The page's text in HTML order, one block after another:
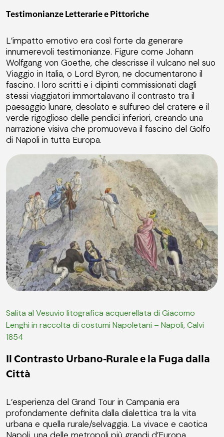
Testimonianze Letterarie e Pittoriche
L’impatto emotivo era così forte da generare
innumerevoli testimonianze. Figure come Johann
Wolfgang von Goethe, che descrisse il vulcano nel suo
Viaggio in Italia, o Lord Byron, ne documentarono il
fascino. I loro scritti e i dipinti commissionati dagli
stessi viaggiatori immortalavano il contrasto tra il
paesaggio lunare, desolato e sulfureo del cratere e il
verde rigoglioso delle pendici inferiori, creando una
narrazione visiva che promuoveva il fascino del Golfo
di Napoli in tutta Europa.
Salita al Vesuvio litografica acquerellata di Giacomo
Lenghi in raccolta di costumi Napoletani – Napoli, Calvi
1854
Il Contrasto Urbano-Rurale e la Fuga dalla
Città
L’esperienza del Grand Tour in Campania era
profondamente definita dalla dialettica tra la vita
urbana e quella rurale/selvaggia. La vivace e caotica